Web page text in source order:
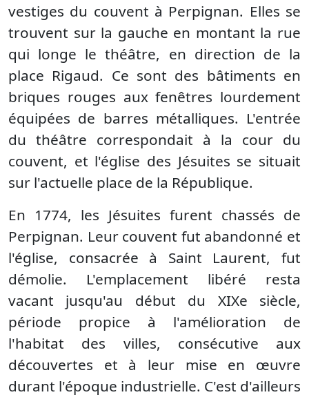
vestiges du couvent à Perpignan. Elles se
trouvent sur la gauche en montant la rue
qui longe le théâtre, en direction de la
place Rigaud. Ce sont des bâtiments en
briques rouges aux fenêtres lourdement
équipées de barres métalliques. L'entrée
du théâtre correspondait à la cour du
couvent, et l'église des Jésuites se situait
sur l'actuelle place de la République.
En 1774, les Jésuites furent chassés de
Perpignan. Leur couvent fut abandonné et
l'église, consacrée à Saint Laurent, fut
démolie. L'emplacement libéré resta
vacant jusqu'au début du XIXe siècle,
période propice à l'amélioration de
l'habitat des villes, consécutive aux
découvertes et à leur mise en œuvre
durant l'époque industrielle. C'est d'ailleurs